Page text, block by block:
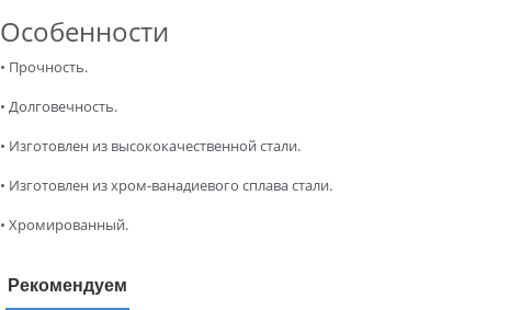
Особенности
• Прочность.
• Долговечность.
• Изготовлен из высококачественной стали.
• Изготовлен из хром-ванадиевого сплава стали.
• Хромированный.
Рекомендуем